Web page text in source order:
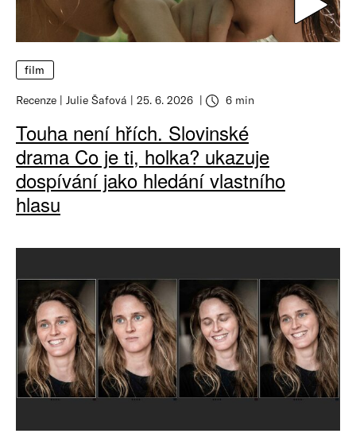
film
Recenze Julie Šafová 25. 6. 2026 6 min
Touha není hřích. Slovinské
drama Co je ti, holka? ukazuje
dospívání jako hledání vlastního
hlasu